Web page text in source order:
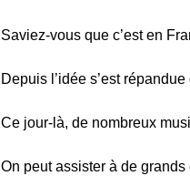
Saviez-vous que c’est en
Depuis l’idée s’est
Ce jour-là, de nombreux
On peut assister à de